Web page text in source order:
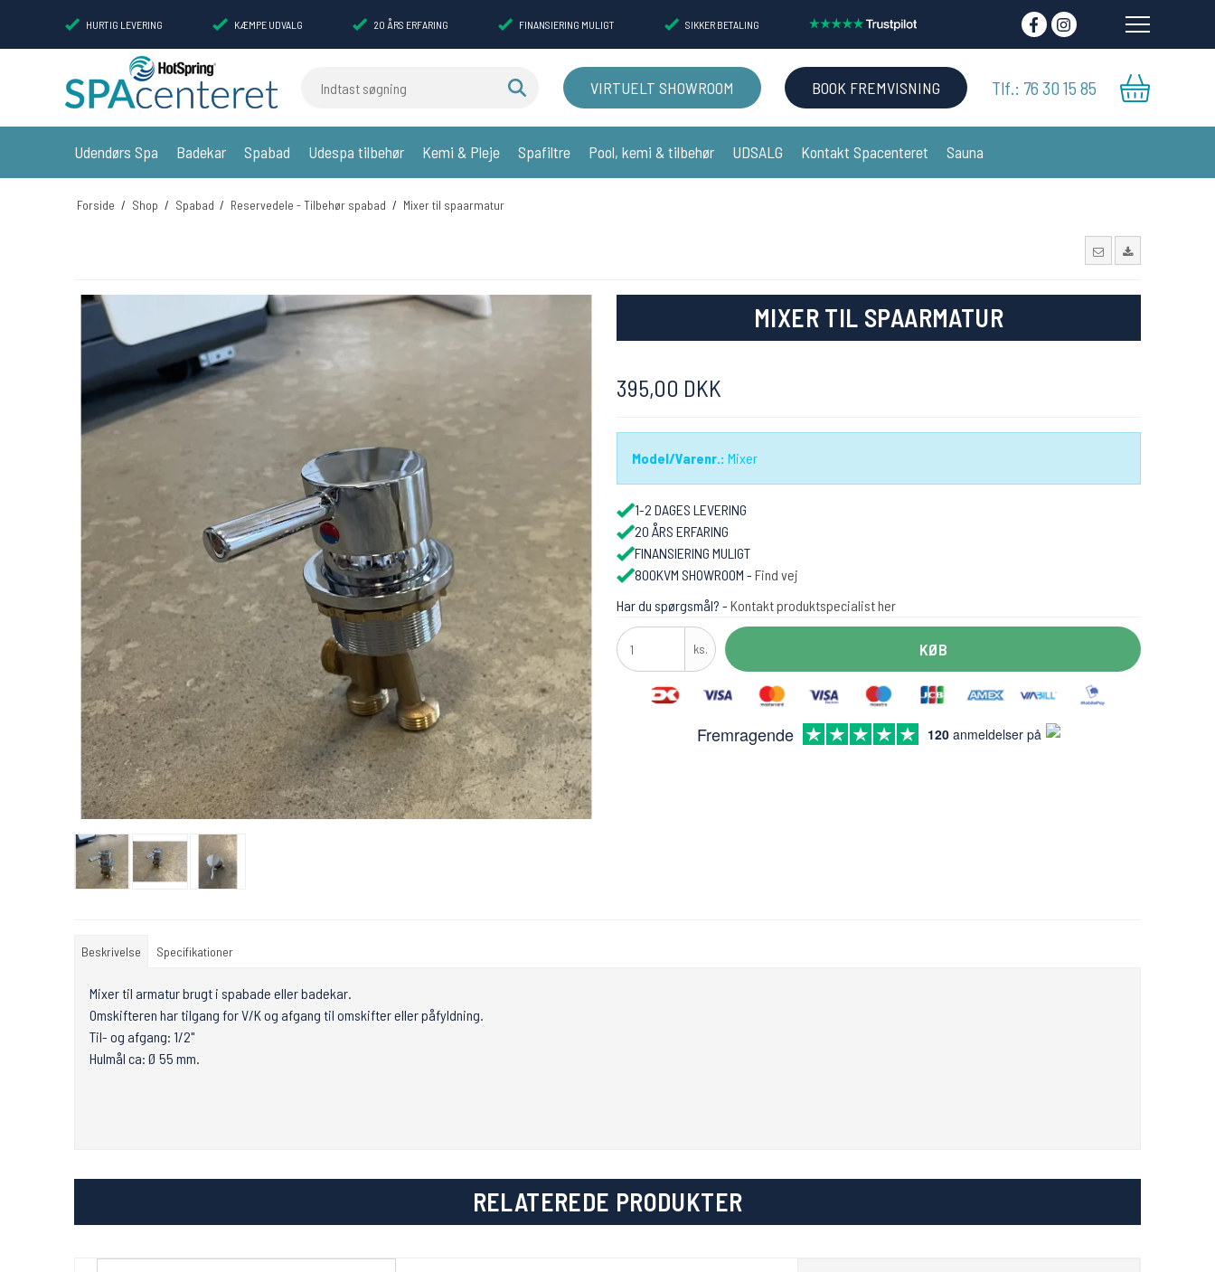
HURTIG LEVERING KÆMPE UDVALG 20 ÅRS ERFARING FINANSIERING MULIGT SIKKER BETALING
VIRTUELT SHOWROOM BOOK FREMVISNING Tlf.: 76 30 15 85
Udendørs Spa Badekar Spabad Udespa tilbehør Kemi & Pleje Spafiltre Pool, kemi & tilbehør UDSALG Kontakt Spacenteret Sauna
Forside / Shop / Spabad / Reservedele - Tilbehør spabad / Mixer til spaarmatur
MIXER TIL SPAARMATUR
395,00 DKK
Model/Varenr.: Mixer
1-2 DAGES LEVERING
20 ÅRS ERFARING
FINANSIERING MULIGT
800KVM SHOWROOM - Find vej
Har du spørgsmål? - Kontakt produktspecialist her
ks. KØB
Fremragende 120 anmeldelser på
Beskrivelse Specifikationer
Mixer til armatur brugt i spabade eller badekar.
Omskifteren har tilgang for V/K og afgang til omskifter eller påfyldning.
Til- og afgang: 1/2"
Hulmål ca: Ø 55 mm.
RELATEREDE PRODUKTER